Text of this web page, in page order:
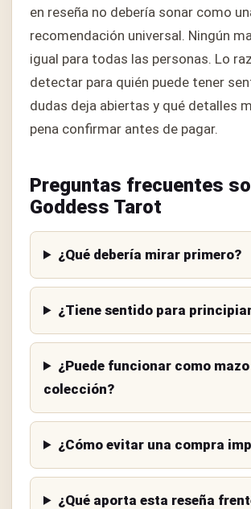
en reseña no debería sonar como
recomendación universal. Ningún
igual para todas las personas. Lo
detectar para quién puede tener
dudas deja abiertas y qué detalles
pena confirmar antes de pagar.
Preguntas frecuentes
Goddess Tarot
¿Qué debería mirar primero?
¿Tiene sentido para
¿Puede funcionar como mazo
colección?
¿Cómo evitar una compra
¿Qué aporta esta reseña